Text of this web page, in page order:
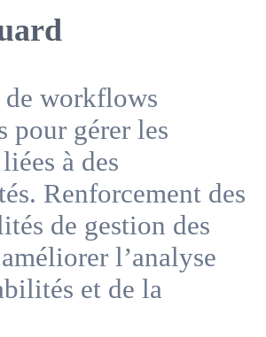
workflows
pour gérer les
à des
Renforcement des
de gestion des
l’analyse
et de la